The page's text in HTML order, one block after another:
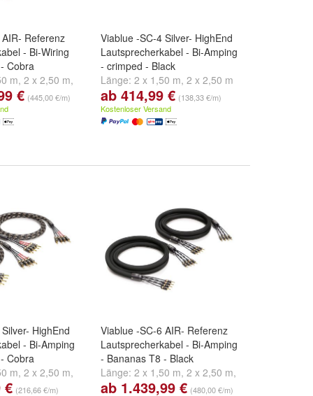
Referenz
- Bi-Wiring
Cobra
m, 2 x 2,50 m,
weitere ...
€ (445,00 €/m)
Viablue -SC-4 Silver- HighEnd
Lautsprecherkabel - Bi-Amping
- crimped - Black
Länge: 2 x 1,50 m, 2 x 2,50 m
und 2 x 3,00 m
ab 414,99 € (138,33 €/m)
Kostenloser Versand
HighEnd
- Bi-Amping
Cobra
m, 2 x 2,50 m,
weitere ...
€ (216,66 €/m)
Viablue -SC-6 AIR- Referenz
Lautsprecherkabel - Bi-Amping
- Bananas T8 - Black
Länge: 2 x 1,50 m, 2 x 2,50 m,
2 x 3,00 mundweitere ...
ab 1.439,99 € (480,00 €/m)